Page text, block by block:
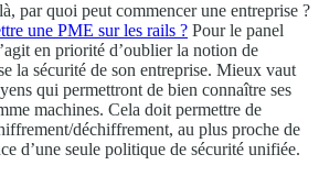
par quoi peut commencer une entreprise ?
une PME sur les rails ? Pour le panel
en priorité d’oublier la notion de
la sécurité de son entreprise. Mieux vaut
qui permettront de bien connaître ses
machines. Cela doit permettre de
déchiffrement, au plus proche de
d’une seule politique de sécurité unifiée.